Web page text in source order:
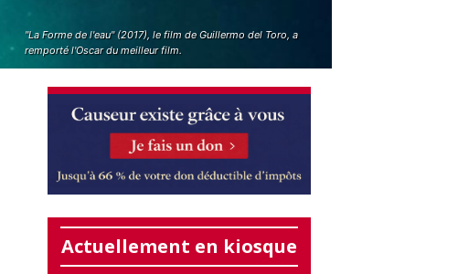
"La Forme de l'eau" (2017), le film de Guillermo del Toro, a
remporté l'Oscar du meilleur film.
Actuellement en kiosque